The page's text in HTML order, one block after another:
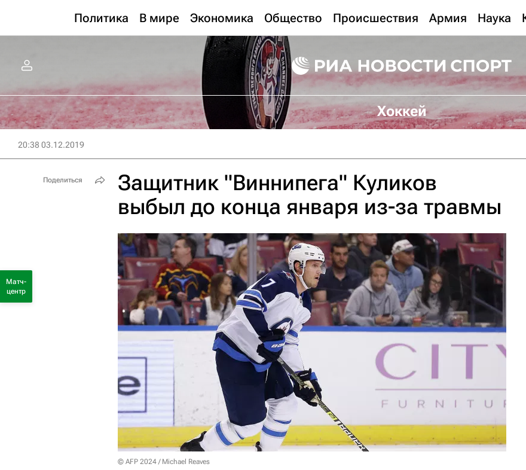
Политика В мире Экономика Общество Происшествия Армия Наука
Хоккей
20:38 03.12.2019
Защитник "Виннипега" Куликов
выбыл до конца января из-за травмы
© AFP 2024 / Michael Reaves
Поделиться
Матч-
центр